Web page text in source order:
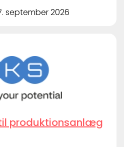
september 2026
produktionsanlæg